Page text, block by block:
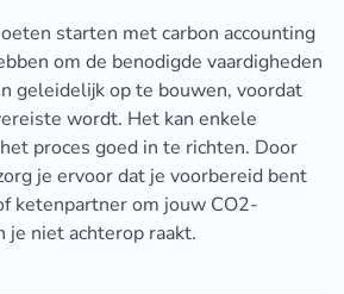
starten met carbon accounting
om de benodigde vaardigheden
geleidelijk op te bouwen, voordat
wordt. Het kan enkele
proces goed in te richten. Door
je ervoor dat je voorbereid bent
ketenpartner om jouw CO2-
je niet achterop raakt.